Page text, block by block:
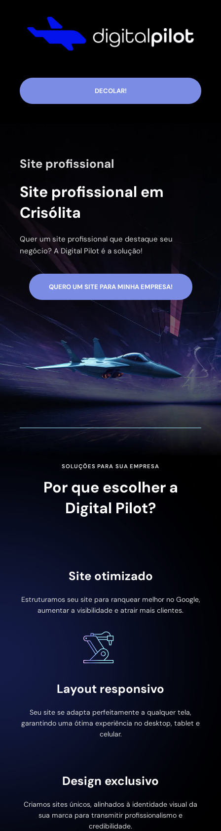
DECOLAR!
Site profissional
Site profissional em
Crisólita
Quer um site profissional que destaque seu
negócio? A Digital Pilot é a solução!
QUERO UM SITE PARA MINHA EMPRESA!
SOLUÇÕES PARA SUA EMPRESA
Por que escolher a
Digital Pilot?
Site otimizado
Estruturamos seu site para ranquear melhor no Google,
aumentar a visibilidade e atrair mais clientes.
Layout responsivo
Seu site se adapta perfeitamente a qualquer tela,
garantindo uma ótima experiência no desktop, tablet e
celular.
Design exclusivo
Criamos sites únicos, alinhados à identidade visual da
sua marca para transmitir profissionalismo e
credibilidade.